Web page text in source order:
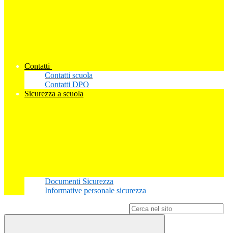
Contatti
Contatti scuola
Contatti DPO
Sicurezza a scuola
Documenti Sicurezza
Informative personale sicurezza